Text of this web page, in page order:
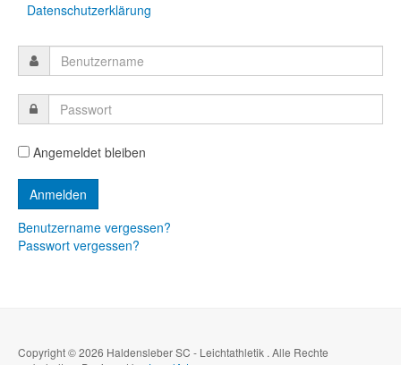
Datenschutzerklärung
Angemeldet bleiben
Benutzername vergessen?
Passwort vergessen?
Copyright © 2026 Haldensleber SC - Leichtathletik . Alle Rechte